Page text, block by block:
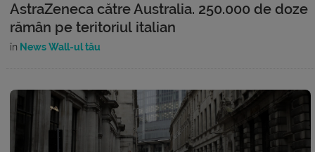
AstraZeneca către Australia. 250.000 de doze
rămân pe teritoriul italian
în News Wall-ul tău